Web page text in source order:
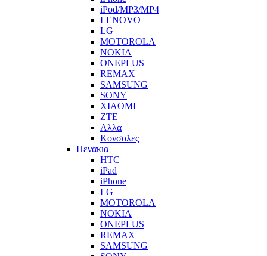
iPod/MP3/MP4
LENOVO
LG
MOTOROLA
NOKIA
ONEPLUS
REMAX
SAMSUNG
SONY
XIAOMI
ZTE
Αλλα
Κονσολες
Πενακια
HTC
iPad
iPhone
LG
MOTOROLA
NOKIA
ONEPLUS
REMAX
SAMSUNG